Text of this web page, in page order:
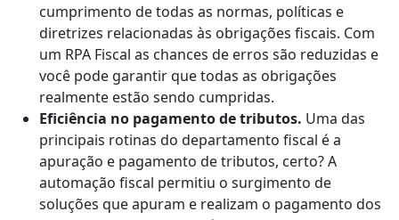
cumprimento de todas as normas, políticas e
diretrizes relacionadas às obrigações fiscais. Com
um RPA Fiscal as chances de erros são reduzidas e
você pode garantir que todas as obrigações
realmente estão sendo cumpridas.
Eficiência no pagamento de tributos. Uma das
principais rotinas do departamento fiscal é a
apuração e pagamento de tributos, certo? A
automação fiscal permitiu o surgimento de
soluções que apuram e realizam o pagamento dos